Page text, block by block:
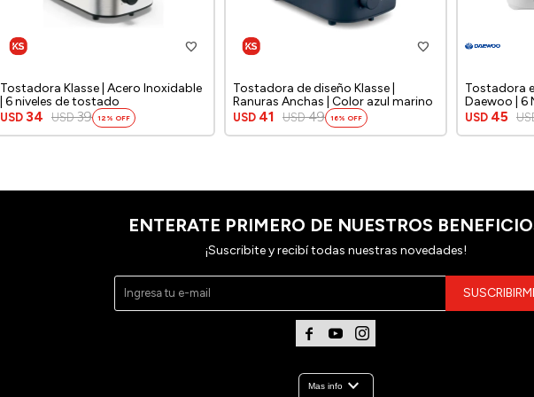
Tostadora Klasse | Acero Inoxidable
| 6 niveles de tostado
USD 34 USD 39 12
Tostadora de diseño Klasse |
Ranuras Anchas | Color azul marino
USD 41 USD 49 16
Tostadora
Daewoo | 6
USD 45
ENTERATE PRIMERO DE NUESTROS
¡Suscribite y recibí todas nuestras novedades!
  
Mas infoexpand_more